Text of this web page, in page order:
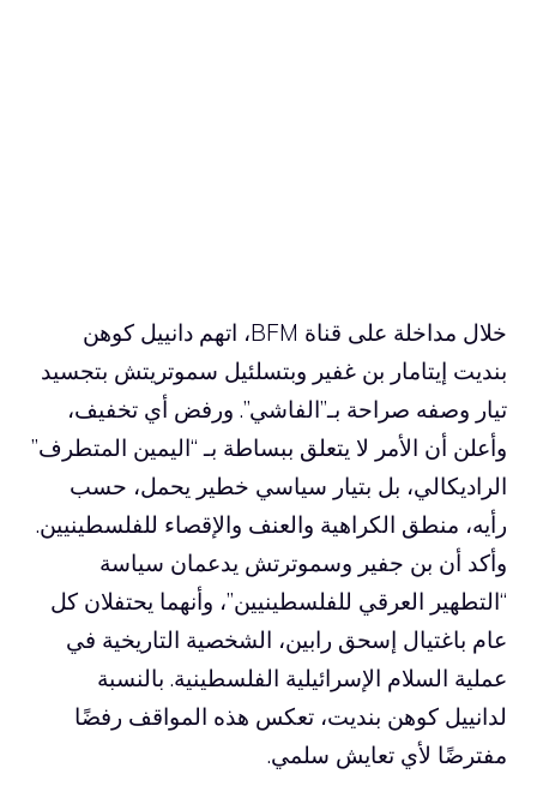
خلال مداخلة على قناة BFM، اتهم دانييل كوهن
بنديت إيتامار بن غفير وبتسلئيل سموتريتش بتجسيد
تيار وصفه صراحة بـ”الفاشي”. ورفض أي تخفيف،
وأعلن أن الأمر لا يتعلق ببساطة بـ “اليمين المتطرف”
الراديكالي، بل بتيار سياسي خطير يحمل، حسب
رأيه، منطق الكراهية والعنف والإقصاء للفلسطينيين.
وأكد أن بن جفير وسموترتش يدعمان سياسة
“التطهير العرقي للفلسطينيين”، وأنهما يحتفلان كل
عام باغتيال إسحق رابين، الشخصية التاريخية في
عملية السلام الإسرائيلية الفلسطينية. بالنسبة
لدانييل كوهن بنديت، تعكس هذه المواقف رفضًا
مفترضًا لأي تعايش سلمي.